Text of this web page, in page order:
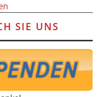
SIE UNS